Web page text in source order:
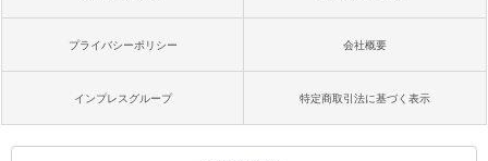
プライバシーポリシー 会社概要
インプレスグループ 特定商取引法に基づく表示